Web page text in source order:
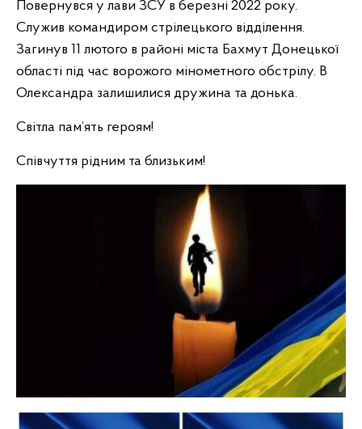
Повернувся у лави ЗСУ в березні 2022 року.
Служив командиром стрілецького відділення.
Загинув 11 лютого в районі міста Бахмут Донецької
області під час ворожого мінометного обстрілу. В
Олександра залишилися дружина та донька.
Світла пам’ять героям!
Співчуття рідним та близьким!